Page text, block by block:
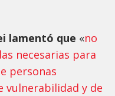
lamentó que «no
necesarias para
personas
vulnerabilidad y de